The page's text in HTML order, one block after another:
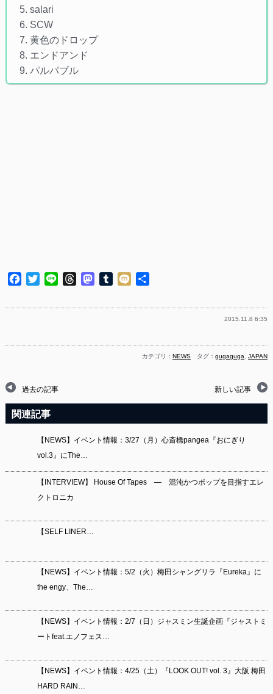
5. salari
6. SCW
7. 黄色のドロップ
8. エンドアンド
9. パルパブル
Facebook
TwitterLine ThreadsMastodon
Tumblr
Mixi
2015.11.8 6:35
カテゴリ： NEWS タグ：gugaguga,JAPAN
過去の記事 新しい記事
関連記事
【NEWS】イベント情報：3/27（月）心斎橋pangea『おにぎり
vol.3』にThe…
【INTERVIEW】 House Of Tapes ― 混沌かつポップを目指すエレ
クトロニカ
【SELF LINER…
【NEWS】イベント情報：5/2（火）梅田シャングリラ『Eureka』に
the engy、The…
【NEWS】イベント情報：2/7（日）ジャスミン生誕企画『ジャストミ
ートfeat.エノフェス…
【NEWS】イベント情報：4/25（土）『LOOK OUT! vol. 3』大阪 梅田
HARD RAIN…